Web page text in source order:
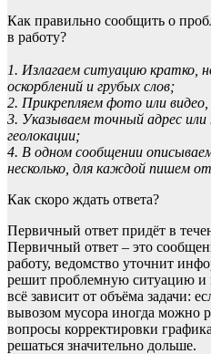
Как правильно сообщить о
в работу?
1. Излагаем ситуацию кратко,
оскорблений и грубых слов;
2. Прикрепляем фото или видео,
3. Указываем точный адрес или
геолокации;
4. В одном сообщении
несколько, для каждой пишем
Как скоро ждать ответа?
Первичный ответ придёт в
Первичный ответ – это
работу, ведомство уточнит
решит проблемную ситуацию и
всё зависит от объёма задачи:
вывозом мусора иногда можно
вопросы корректировки
решаться значительно дольше.